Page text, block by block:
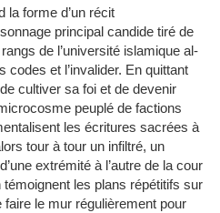
la forme d’un récit
principal candide tiré de
de l’université islamique al-
et l’invalider. En quittant
cultiver sa foi et de devenir
peuplé de factions
les écritures sacrées à
tour à tour un infiltré, un
extrémité à l’autre de la cour
témoignent les plans répétitifs sur
le mur régulièrement pour